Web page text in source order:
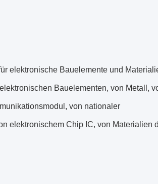
elektronische Bauelemente und
Bauelementen, von Metall,
von nationaler
elektronischem Chip IC, von Materialien